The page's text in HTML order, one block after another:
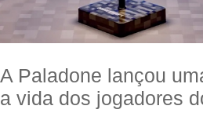
A Paladone lançou
a vida dos jogadores